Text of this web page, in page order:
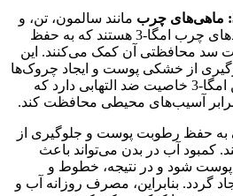
ماهی‌های چرب مانند سالمون، تن، و
شاه ماهی حاوی اسیدهای چرب امگا-3 هستند که به حفظ
سد محافظتی آن کمک می‌کنند. این
از خشکی پوست و ایجاد چروک‌ها
کمک می‌کنند. همچنین امگا-3 خاصیت ضد التهابی دارد که
آسیب‌های محیطی محافظت کند.
به حفظ رطوبت پوست و جلوگیری از
آب در بدن می‌تواند باعث
شود و در نتیجه، خطوط و
گردد. بنابراین، مصرف روزانه آب و